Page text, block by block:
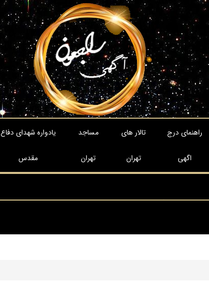
راهنمای درج
اگهی
تالار های
تهران
مساجد
تهران
یادواره شهدای دفاع
مقدس